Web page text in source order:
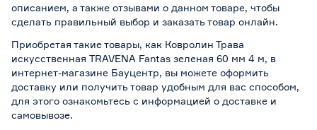
описанием, а также отзывами о данном товаре, чтобы
сделать правильный выбор и заказать товар онлайн.
Приобретая такие товары, как Ковролин Трава
искусственная TRAVENA Fantas зеленая 60 мм 4 м, в
интернет-магазине Бауцентр, вы можете оформить
доставку или получить товар удобным для вас способом,
для этого ознакомьтесь с информацией о доставке и
самовывозе.